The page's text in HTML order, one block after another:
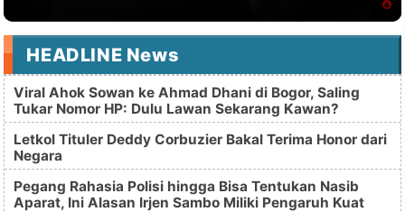
HEADLINE News
Viral Ahok Sowan ke Ahmad Dhani di Bogor, Saling
Tukar Nomor HP: Dulu Lawan Sekarang Kawan?
Letkol Tituler Deddy Corbuzier Bakal Terima Honor dari
Negara
Pegang Rahasia Polisi hingga Bisa Tentukan Nasib
Aparat, Ini Alasan Irjen Sambo Miliki Pengaruh Kuat